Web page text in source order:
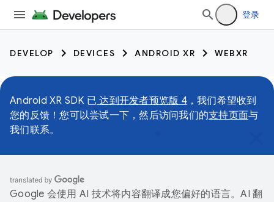
登录
DEVELOP DEVICES ANDROID XR WEBXR
Android XR SDK 已 达到开发者预览版 4，我们希望收到
您的反馈！您可以尝试一下，然后访问我们的支持页面与
我们联系。
Google 会使用 AI 技术将内容翻译成您偏好的语言。AI 翻